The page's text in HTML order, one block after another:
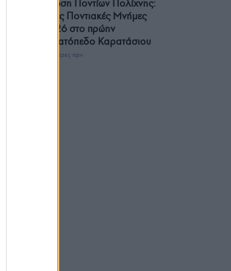
Ένωση Ποντίων Πολίχνης:
15ες Ποντιακές Μνήμες
2026 στο πρώην
Στρατόπεδο Καρατάσιου
3 ώρες πριν